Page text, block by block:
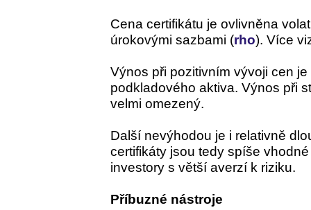
Cena certifikátu je ovlivněna
úrokovými sazbami (rho). Více
Výnos při pozitivním vývoji cen
podkladového aktiva. Výnos při
velmi omezený.
Další nevýhodou je i relativně
certifikáty jsou tedy spíše
investory s větší averzí k riziku.
Příbuzné nástroje